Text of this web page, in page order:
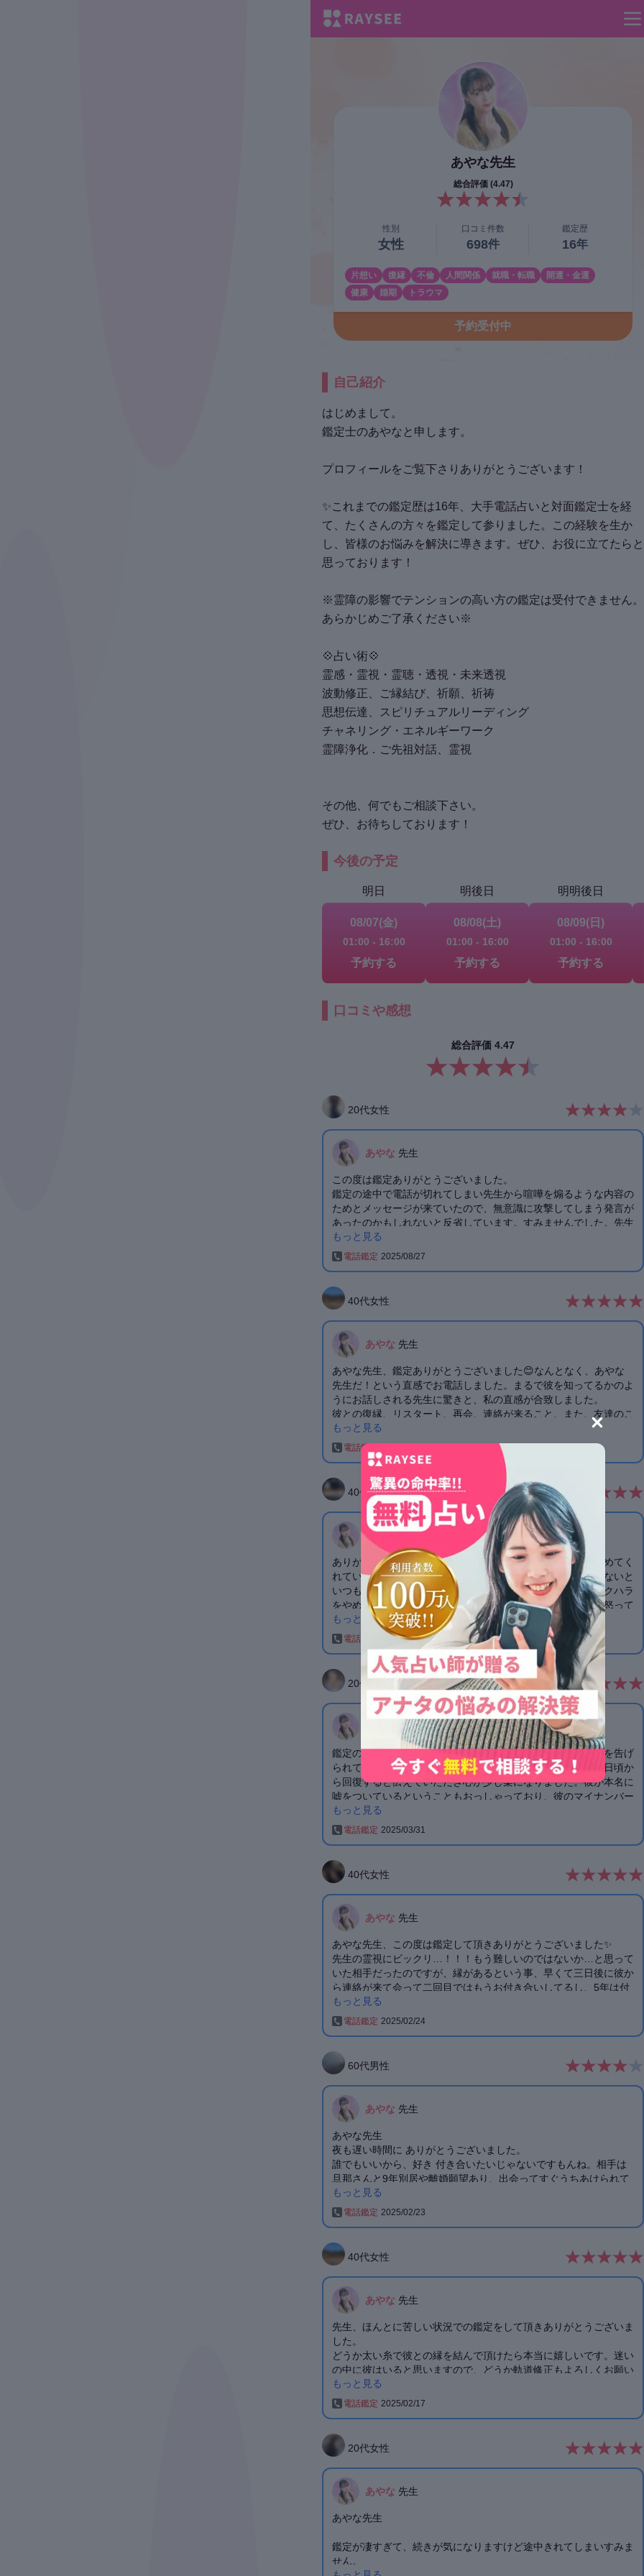
あやな先生
総合評価 (4.47)
性別
女性
口コミ件数
698件
鑑定歴
16年
片想い 復縁 不倫 人間関係 就職・転職
開運・金運
健康
婚期 トラウマ
予約受付中
自己紹介
はじめまして。
鑑定士のあやなと申します。
プロフィールをご覧下さりありがとうございます！
✨これまでの鑑定歴は16年、大手電話占いと対面鑑定士を経
て、たくさんの方々を鑑定して参りました。この経験を生か
し、皆様のお悩みを解決に導きます。ぜひ、お役に立てたらと
思っております！
※霊障の影響でテンションの高い方の鑑定は受付できません。
あらかじめご了承ください※
💠占い術💠
霊感・霊視・霊聴・透視・未来透視
波動修正、ご縁結び、祈願、祈祷
思想伝達、スピリチュアルリーディング
チャネリング・エネルギーワーク
霊障浄化．ご先祖対話、霊視
その他、何でもご相談下さい。
ぜひ、お待ちしております！
今後の予定
明日
08/07(金)
01:00 - 16:00
予約する
明後日
08/08(土)
01:00 - 16:00
予約する
明明後日
08/09(日)
01:00 - 16:00
予約する
口コミや感想
総合評価 4.47
20代女性
あやな 先生
この度は鑑定ありがとうございました。
鑑定の途中で電話が切れてしまい先生から喧嘩を煽るような内容の
ためとメッセージが来ていたので、無意識に攻撃してしまう発言が
あったのかもしれないと反省しています。すみませんでした。先生
の鑑定中の内容が私の頭の中で追いついていなかったため確認した
く再度聞き直してしまいました。
もっと見る
電話鑑定 2025/08/27
40代女性
あやな 先生
あやな先生、鑑定ありがとうございました😊なんとなく、あやな
先生だ！という直感でお電話しました。まるで彼を知ってるかのよ
うにお話しされる先生に驚きと、私の直感が合致しました。
彼との復縁、リスタート、再会、連絡が来ること、また、友達のこ
となど
期日までも詳しく教えてくださったのは初めてです。
ご祈祷してくださるとのこと、ここから1週間、心穏やかに彼を愛
し、優しい気持ちで待ちたいと思います♪
守護霊様へのお願いもして下さり、ありがとうございます😊また
お電話します😌
もっと見る
電話鑑定
40代女性
あやな 先生
ありがとうございました。彼私にスタイルがいいと何回も褒めてく
れていたのですが、私はそんなに自信がないのでそんなことないと
いつも謙遜していました。彼が謝っているのは多分 私がセクハラ
をやめてと何回も言っていたのに辞めてくれなかったので、怒って
LINEの既読無視をしたりしたことがあったからだと思います。6月
から楽しみにしています。7月8月は何もなくても9月からがとても
楽しみです。ありがとうございました。
もっと見る
電話鑑定 2025/04/29
20代
先生
鑑定の方ありがとうございました。大好きな人から急に別れを告げ
られてしまって毎日泣きながら過ごしていたのですが、明後日頃か
ら回復すると伝えていただき心が少し楽になりました。彼が本名に
嘘をついているということもおっしゃっており、彼のマイナンバー
を見たこともありますし、在宅の仕事中の様子も見たことがあり名
前に嘘をついているということはなさそうです、、。何かほかに私
回はありがとうございました。
もっと見る
電話鑑定 2025/03/31
40代女性
あやな 先生
あやな先生、この度は鑑定して頂きありがとうございました✨
先生の霊視にビックリ…！！！もう難しいのではないか…と思って
いた相手だったのですが、縁があるという事、早くて三日後に彼か
ら連絡が来て会って二回目ではもうお付き合いしてるし、5年は付
き合ってますと言われて終始「えー！！！」でした！笑
いと思います🥰
希望を持たせて頂きありがとうございました✨
もっと見る
電話鑑定 2025/02/24
60代男性
あやな 先生
あやな先生
夜も遅い時間に ありがとうございました。
誰でもいいから、好き 付き合いたいじゃないですもんね。相手は
旦那さんと9年別居や離婚願望あり、出会ってすぐうちあけられて
ました。そんな時 最初は時間合えば お茶、食事に行くくらいの友
達から 気付ば、お互い好きになり、付き合い開始、何度か喧嘩し
鑑定ありがとうございました。時間はかかる事 承知してます。頑
張ります
もっと見る
電話鑑定 2025/02/23
40代女性
あやな 先生
先生、ほんとに苦しい状況での鑑定をして頂きありがとうございま
した。
どうか太い糸で彼との縁を結んで頂けたら本当に嬉しいです。迷い
の中に彼はいると思いますので、どうか軌道修正もよろしくお願い
いたします。
先生はすごく優しくて、サクサク鑑定して頂きわたしの心を癒して
彼から明日嬉しいLINEが届きますように･･･
もっと見る
電話鑑定 2025/02/17
20代女性
あやな 先生
あやな先生
鑑定が凄すぎて、続きが気になりますけど途中きれてしまいすみま
せん。